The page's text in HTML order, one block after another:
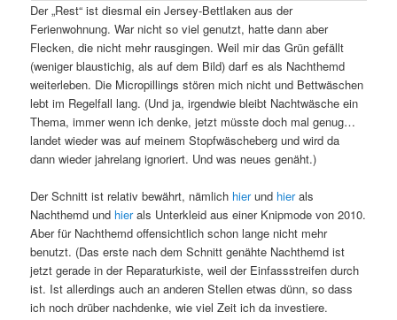
Der „Rest“ ist diesmal ein Jersey-Bettlaken aus der
Ferienwohnung. War nicht so viel genutzt, hatte dann aber
Flecken, die nicht mehr rausgingen. Weil mir das Grün gefällt
(weniger blaustichig, als auf dem Bild) darf es als Nachthemd
weiterleben. Die Micropillings stören mich nicht und Bettwäschen
lebt im Regelfall lang. (Und ja, irgendwie bleibt Nachtwäsche ein
Thema, immer wenn ich denke, jetzt müsste doch mal genug…
landet wieder was auf meinem Stopfwäscheberg und wird da
dann wieder jahrelang ignoriert. Und was neues genäht.)
Der Schnitt ist relativ bewährt, nämlich hierund hierals
Nachthemd und hierals Unterkleid aus einer Knipmode von 2010.
Aber für Nachthemd offensichtlich schon lange nicht mehr
benutzt. (Das erste nach dem Schnitt genähte Nachthemd ist
jetzt gerade in der Reparaturkiste, weil der Einfassstreifen durch
ist. Ist allerdings auch an anderen Stellen etwas dünn, so dass
ich noch drüber nachdenke, wie viel Zeit ich da investiere.